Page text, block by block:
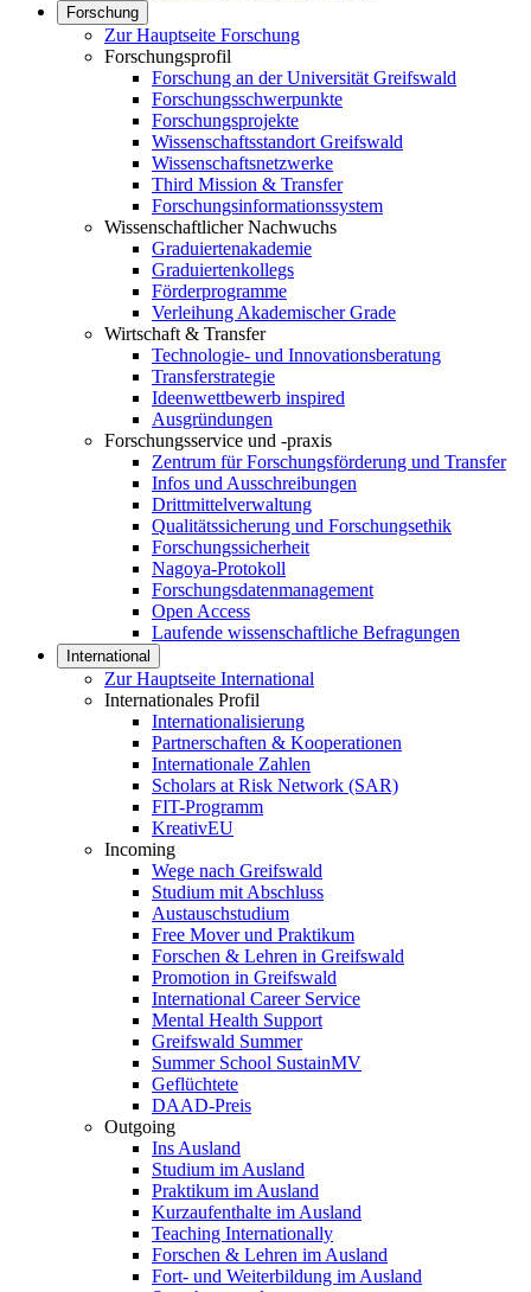
Forschung
Zur Hauptseite Forschung
Forschungsprofil
Forschung an der Universität Greifswald
Forschungsschwerpunkte
Forschungsprojekte
Wissenschaftsstandort Greifswald
Wissenschaftsnetzwerke
Third Mission & Transfer
Forschungsinformationssystem
Wissenschaftlicher Nachwuchs
Graduiertenakademie
Graduiertenkollegs
Förderprogramme
Verleihung Akademischer Grade
Wirtschaft & Transfer
Technologie- und Innovationsberatung
Transferstrategie
Ideenwettbewerb inspired
Ausgründungen
Forschungsservice und -praxis
Zentrum für Forschungsförderung und Transfer
Infos und Ausschreibungen
Drittmittelverwaltung
Qualitätssicherung und Forschungsethik
Forschungssicherheit
Nagoya-Protokoll
Forschungsdatenmanagement
Open Access
Laufende wissenschaftliche Befragungen
International
Zur Hauptseite International
Internationales Profil
Internationalisierung
Partnerschaften & Kooperationen
Internationale Zahlen
Scholars at Risk Network (SAR)
FIT-Programm
KreativEU
Incoming
Wege nach Greifswald
Studium mit Abschluss
Austauschstudium
Free Mover und Praktikum
Forschen & Lehren in Greifswald
Promotion in Greifswald
International Career Service
Mental Health Support
Greifswald Summer
Summer School SustainMV
Geflüchtete
DAAD-Preis
Outgoing
Ins Ausland
Studium im Ausland
Praktikum im Ausland
Kurzaufenthalte im Ausland
Teaching Internationally
Forschen & Lehren im Ausland
Fort- und Weiterbildung im Ausland